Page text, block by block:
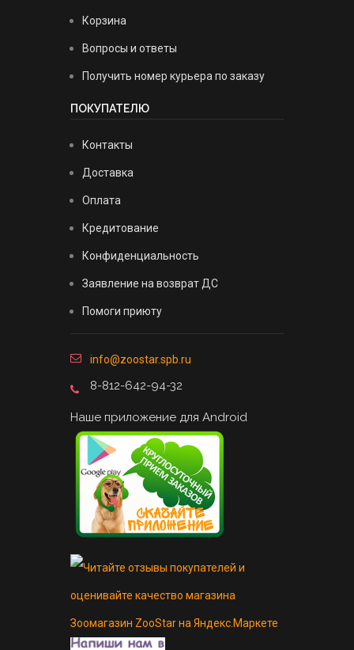
Корзина
Вопросы и ответы
Получить номер курьера по заказу
ПОКУПАТЕЛЮ
Контакты
Доставка
Оплата
Кредитование
Конфиденциальность
Заявление на возврат ДС
Помоги приюту
info@zoostar.spb.ru
8-812-642-94-32
Наше приложение для Android